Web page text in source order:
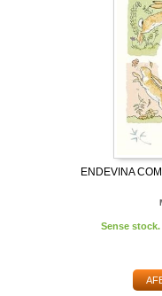
ENDEVINA
Sense